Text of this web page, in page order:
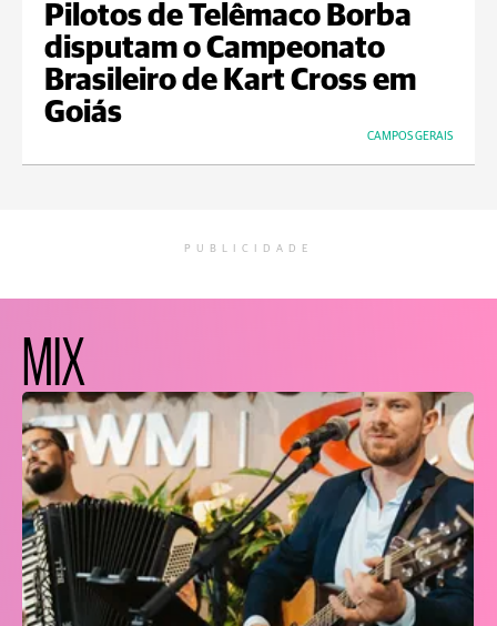
Pilotos de Telêmaco Borba
disputam o Campeonato
Brasileiro de Kart Cross em
Goiás
CAMPOS GERAIS
PUBLICIDADE
MIX